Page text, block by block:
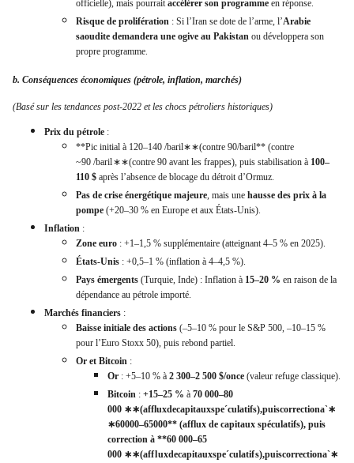
officielle), mais pourraitaccélérer son programme en réponse.
Risque de prolifération : Si l’Iran se dote de l’arme, l’Arabie
saoudite demandera une ogive au Pakistan ou développera son
propre programme.
b. Conséquences économiques (pétrole, inflation, marchés)
(Basé sur les tendances post-2022 et les chocs pétroliers historiques)
Prix du pétrole :
**Pic initial à 120–140 /baril∗∗(contre 90/baril** (contre
~90 /baril∗∗(contre 90avant les frappes), puis stabilisation à 100–
110 $ après l’absence de blocage du détroit d’Ormuz.
Pas de crise énergétique majeure, mais une hausse des prix à la
pompe (+20–30 % en Europe et aux États-Unis).
Inflation :
Zone euro : +1–1,5 % supplémentaire (atteignant 4–5 % en 2025).
États-Unis : +0,5–1 % (inflation à 4–4,5 %).
Pays émergents (Turquie, Inde) : Inflation à 15–20 % en raison de la
dépendance au pétrole importé.
Marchés financiers :
Baisse initiale des actions (–5–10 % pour le S&P 500, –10–15 %
pour l’Euro Stoxx 50), puis rebond partiel.
Or et Bitcoin :
Or : +5–10 % à 2 300–2 500 $/once (valeur refuge classique).
Bitcoin : +15–25 % à 70 000–80
000 ∗∗(affluxdecapitauxspeˊculatifs),puiscorrectionaˋ∗
∗60000–65000** (afflux de capitaux spéculatifs), puis
correction à **60 000–65
000 ∗∗(affluxdecapitauxspeˊculatifs),puiscorrectionaˋ∗